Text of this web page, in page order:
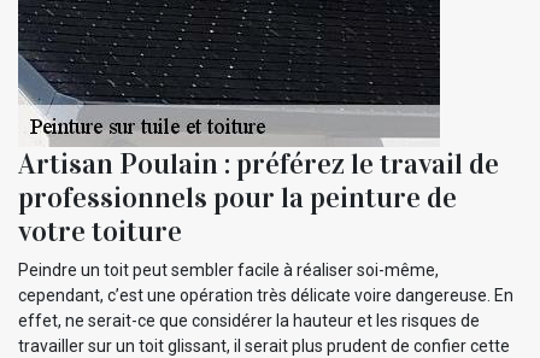
Artisan Poulain : préférez le travail de
professionnels pour la peinture de
votre toiture
Peindre un toit peut sembler facile à réaliser soi-même,
cependant, c’est une opération très délicate voire dangereuse. En
effet, ne serait-ce que considérer la hauteur et les risques de
travailler sur un toit glissant, il serait plus prudent de confier cette